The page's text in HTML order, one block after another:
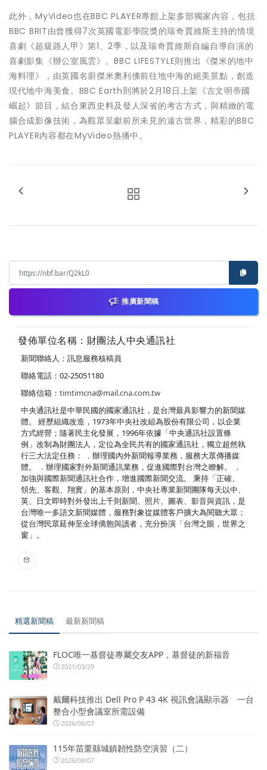
此外，MyVideo也在BBC PLAYER專館上架多部獨家內容，包括
BBC BRIT由曾獲得7次英國電影學院獎的瑞奇賈維斯主持的情境
喜劇《超級路人甲》第1、2季，以及瑞奇賈維斯自編自導自演的
喜劇影集《辦公室風雲》。BBC LIFESTYLE則推出《傑米的地中
海料理》，由英國名廚傑米奧利佛前往地中海的絕美景點，創造
現代地中海美食。BBC Earth則將於2月18日上架《古文明帝國
崛起》節目，結合東西史料及發人深省的考古方式，與精緻的電
腦合成影像技術，為觀眾呈獻前所未見的遠古世界，精彩的BBC
PLAYER內容都在MyVideo熱播中。
推廣新聞稿
發佈單位名稱：財團法人中央通訊社
新聞聯絡人：訊息服務核稿員
聯絡電話：02-25051180
聯絡信箱： timtimcna@mail.cna.com.tw
中央通訊社是中華民國的國家通訊社，是台灣最具影響力的新聞媒
體。 經歷組織改造，1973年中央社改組為股份有限公司，以企業
方式經營；隨著民主化發展，1996年依據「中央通訊社設置條
例」改制為財團法人，定位為全民共有的國家通訊社，獨立超然執
行三大法定任務： ．辦理國內外新聞報導業務，服務大眾傳播媒
體。 ．辦理國家對外新聞通訊業務，促進國際對台灣之瞭解。 ．
加強與國際新聞通訊社合作，增進國際新聞交流。 秉持「正確、
領先、客觀、翔實」的基本原則，中央社專業新聞團隊每天以中、
英、日文即時對外發出上千則新聞、照片、圖表、影音與資訊，是
台灣唯一多語文新聞媒體，服務對象從媒體客戶擴大為閱聽大眾；
從台灣民眾延伸至全球僑胞與讀者，充分扮演「台灣之眼，世界之
窗」。
精選新聞稿 最新新聞稿
FLOC唯一基督徒專屬交友APP，基督徒的新福音
2021/03/29
戴爾科技推出 Dell Pro P 43 4K 視訊會議顯示器 一台
整合小型會議室所需設備
2026/08/07
115年苗栗縣城鎮韌性防空演習（二）
2026/08/07